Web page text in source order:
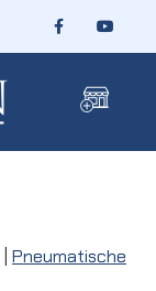
Pneumatische